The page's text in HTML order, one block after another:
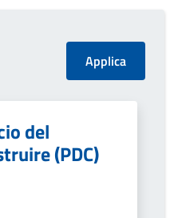
del
(PDC)